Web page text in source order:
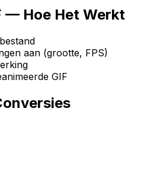
— Hoe Het Werkt
aan (grootte, FPS)
GIF